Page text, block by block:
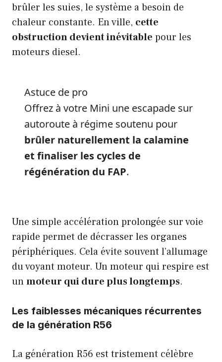
brûler les suies, le système a besoin de
chaleur constante. En ville, cette
obstruction devient inévitable pour les
moteurs diesel.
Astuce de pro
Offrez à votre Mini une escapade sur
autoroute à régime soutenu pour
brûler naturellement la calamine
et finaliser les cycles de
régénération du FAP.
Une simple accélération prolongée sur voie
rapide permet de décrasser les organes
périphériques. Cela évite souvent l’allumage
du voyant moteur. Un moteur qui respire est
unmoteur qui dure plus longtemps.
Les faiblesses mécaniques récurrentes
de la génération R56
La génération R56 est tristement célèbre